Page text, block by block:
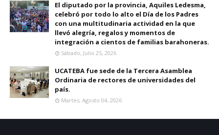
El diputado por la provincia, Aquiles Ledesma,
celebró por todo lo alto el Día de los Padres
con una multitudinaria actividad en la que
llevó alegría, regalos y momentos de
integración a cientos de familias barahoneras.
Sábado, Julio 25, 2026
UCATEBA fue sede de la Tercera Asamblea
Ordinaria de rectores de universidades del
país.
Martes, Agosto 04, 2026